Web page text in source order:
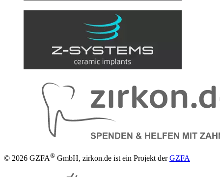
© 2026 GZFA® GmbH, zirkon.de ist ein Projekt derGZFA